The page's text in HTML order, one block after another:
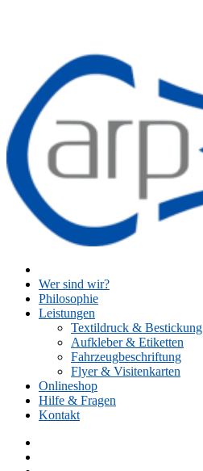
Wer sind wir?
Philosophie
Leistungen
Textildruck & Bestickung
Aufkleber & Etiketten
Fahrzeugbeschriftung
Flyer & Visitenkarten
Onlineshop
Hilfe & Fragen
Kontakt